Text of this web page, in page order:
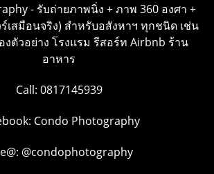
- รับถ่ายภาพนิ่ง + ภาพ 360 องศา +
เสมือนจริง) สำหรับอสังหาฯ ทุกชนิด เช่น
ตัวอย่าง โรงแรม รีสอร์ท Airbnb ร้าน
อาหาร
Call: 0817145939
Condo Photography
@condophotography